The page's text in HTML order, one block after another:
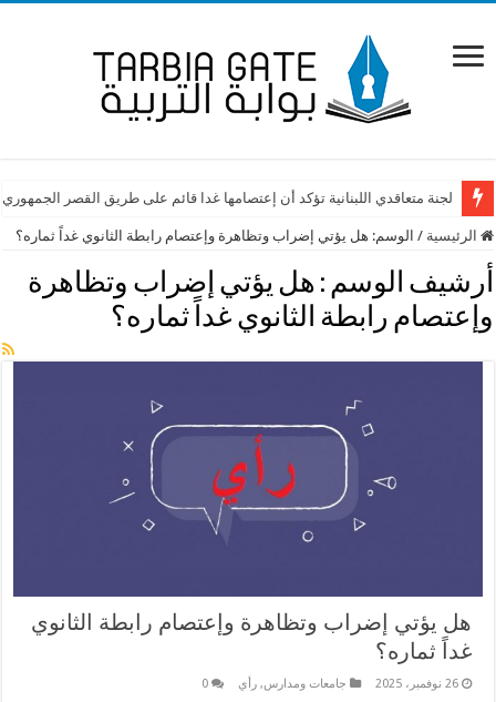
لجنة متعاقدي اللبنانية تؤكد أن إعتصامها غدا قائم على طريق القصر الجمهوري
الرئيسية / الوسم: هل يؤتي إضراب وتظاهرة وإعتصام رابطة الثانوي غداً ثماره؟
أرشيف الوسم : هل يؤتي إضراب وتظاهرة
وإعتصام رابطة الثانوي غداً ثماره؟
هل يؤتي إضراب وتظاهرة وإعتصام رابطة الثانوي
غداً ثماره؟
26 نوفمبر، 2025 جامعات ومدارس,رأي 0